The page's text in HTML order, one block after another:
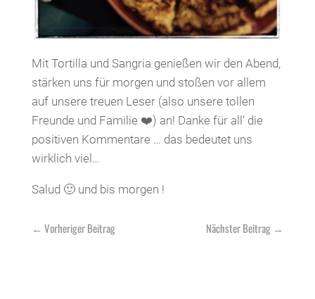
Mit Tortilla und Sangria genießen wir den Abend,
stärken uns für morgen und stoßen vor allem
auf unsere treuen Leser (also unsere tollen
Freunde und Familie ❤️) an! Danke für all‘ die
positiven Kommentare … das bedeutet uns
wirklich viel…
Salud 🙂 und bis morgen !
← Vorheriger Beitrag Nächster Beitrag →